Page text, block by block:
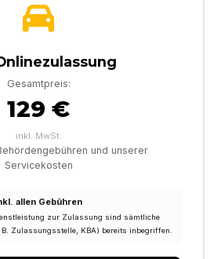
Gesamtpreis:
129 €
inkl. MwSt.
und unserer
Servicekosten
allen Gebühren
zur Zulassung sind sämtliche
Zulassungsstelle, KBA) bereits inbegriffen.